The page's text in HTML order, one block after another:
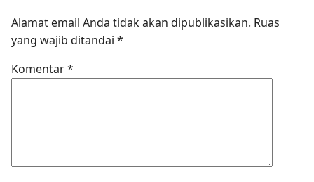
Alamat email Anda tidak akan dipublikasikan. Ruas
yang wajib ditandai *
Komentar*